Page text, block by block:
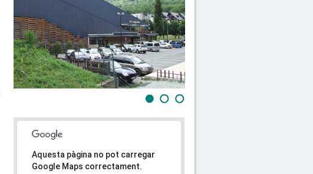
Aquesta pàgina no pot carregar
Google Maps correctament.